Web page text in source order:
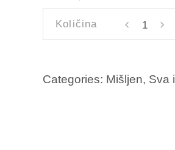
U
Categories: Mišljen, Sva